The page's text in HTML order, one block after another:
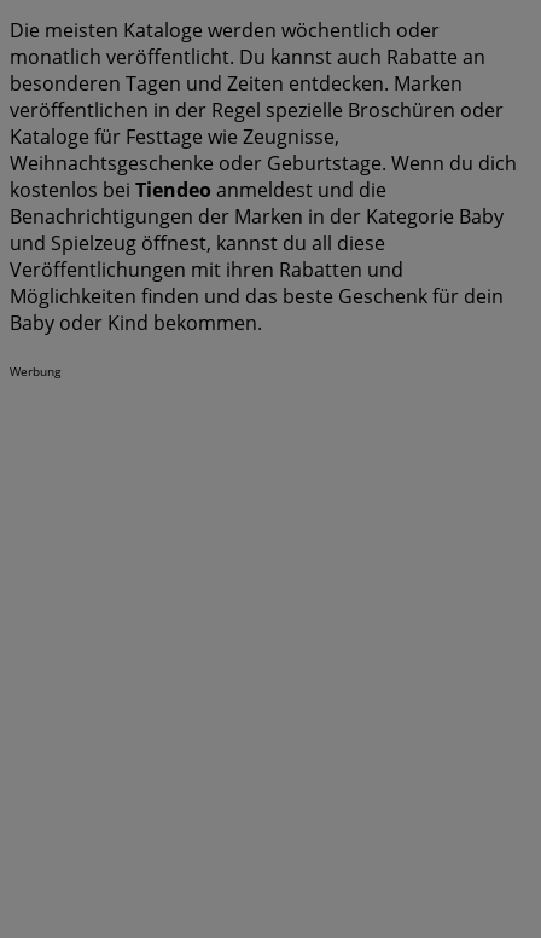
Die meisten Kataloge werden wöchentlich oder
monatlich veröffentlicht. Du kannst auch Rabatte an
besonderen Tagen und Zeiten entdecken. Marken
veröffentlichen in der Regel spezielle Broschüren oder
Kataloge für Festtage wie Zeugnisse,
Weihnachtsgeschenke oder Geburtstage. Wenn du dich
kostenlos bei Tiendeo anmeldest und die
Benachrichtigungen der Marken in der Kategorie Baby
und Spielzeug öffnest, kannst du all diese
Veröffentlichungen mit ihren Rabatten und
Möglichkeiten finden und das beste Geschenk für dein
Baby oder Kind bekommen.
Werbung